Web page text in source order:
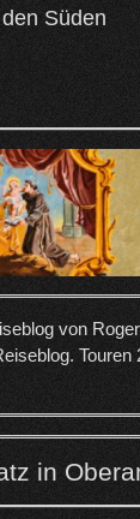
Süden
von
Touren
in